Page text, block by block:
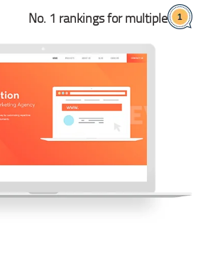
No. 1 rankings for multiple